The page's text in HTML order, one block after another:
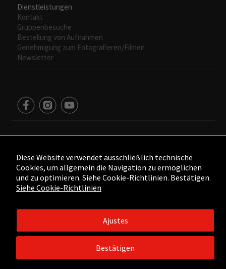
Dienstleistungen
Kontakt
Gruppenbesuche
Bestellung von Aufnahmen
Genehmigung zum Fotografieren/Filmen
Newsletter
©2015 - ©2026 Fundación César Manrique. Todos los derechos
reservados.
Aviso legal/Política de Privacidad/Política de Cookies/Créditos
Diese Website verwendet ausschließlich technische
Cookies, um allgemein die Navigation zu ermöglichen
und zu optimieren. Siehe Cookie-Richtlinien. Bestätigen.
Siehe Cookie-Richtlinien
Ajustes
Bestätigen